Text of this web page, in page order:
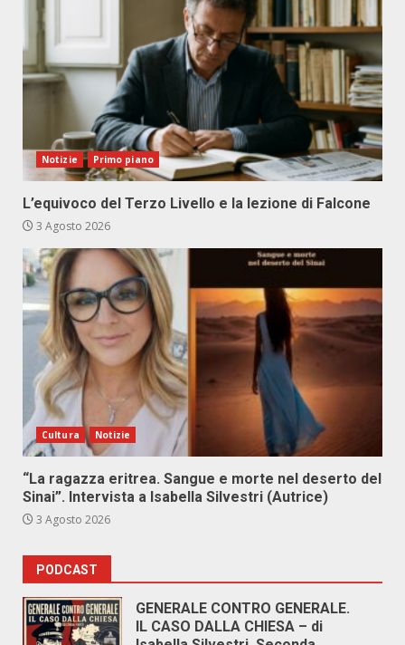
Notizie Primo piano
L’equivoco del Terzo Livello e la lezione di Falcone
3 Agosto 2026
Cultura Notizie
“La ragazza eritrea. Sangue e morte nel deserto del
Sinai”. Intervista a Isabella Silvestri (Autrice)
3 Agosto 2026
PODCAST
GENERALE CONTRO GENERALE.
IL CASO DALLA CHIESA – di